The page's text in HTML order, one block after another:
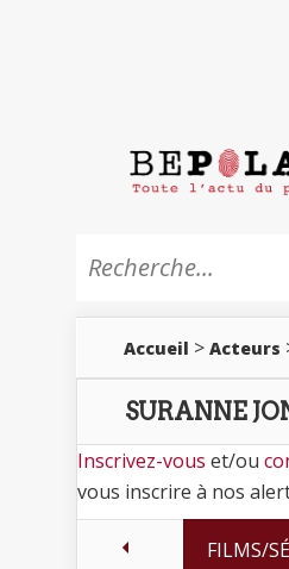
Accueil > Acteurs
SURANNE
Inscrivez-vous et/ou
vous inscrire à nos
FILMS/